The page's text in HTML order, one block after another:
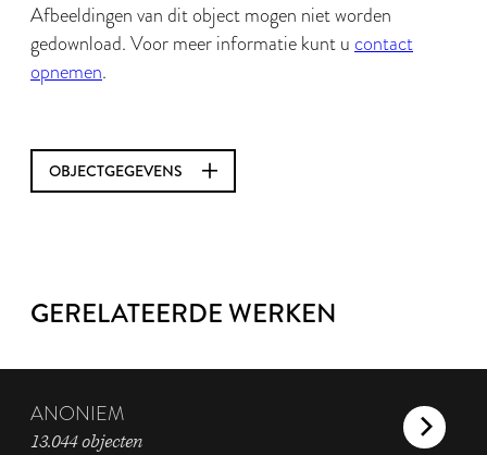
Afbeeldingen van dit object mogen niet worden
gedownload. Voor meer informatie kunt u contact
opnemen.
OBJECTGEGEVENS
GERELATEERDE WERKEN
ANONIEM
13.044 objecten